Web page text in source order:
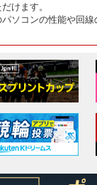
けます。
ソコンの性能や回